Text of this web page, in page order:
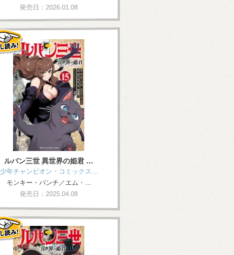
発売日：2026.01.08
ルパン三世 異世界の姫君 …
少年チャンピオン・コミックス…
モンキー・パンチ／エム・…
発売日：2025.04.08